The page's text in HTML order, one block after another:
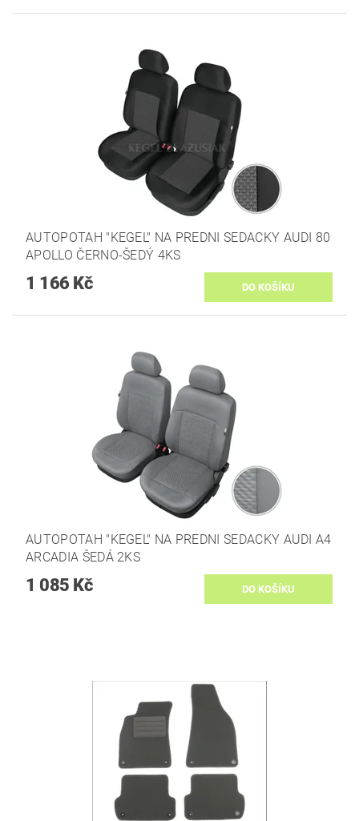
AUTOPOTAH "KEGEL" NA PREDNI SEDACKY AUDI 80
APOLLO ČERNO-ŠEDÝ 4KS
1 166 Kč
AUTOPOTAH "KEGEL" NA PREDNI SEDACKY AUDI A4
ARCADIA ŠEDÁ 2KS
1 085 Kč